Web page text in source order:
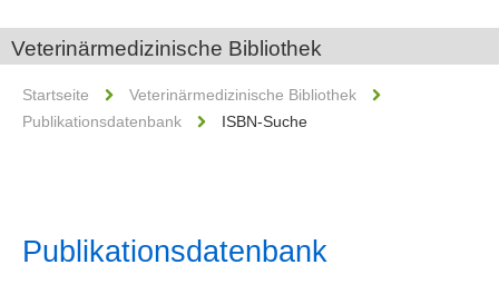
Veterinärmedizinische Bibliothek
Startseite
Veterinärmedizinische Bibliothek
Publikationsdatenbank
ISBN-Suche
Publikationsdatenbank